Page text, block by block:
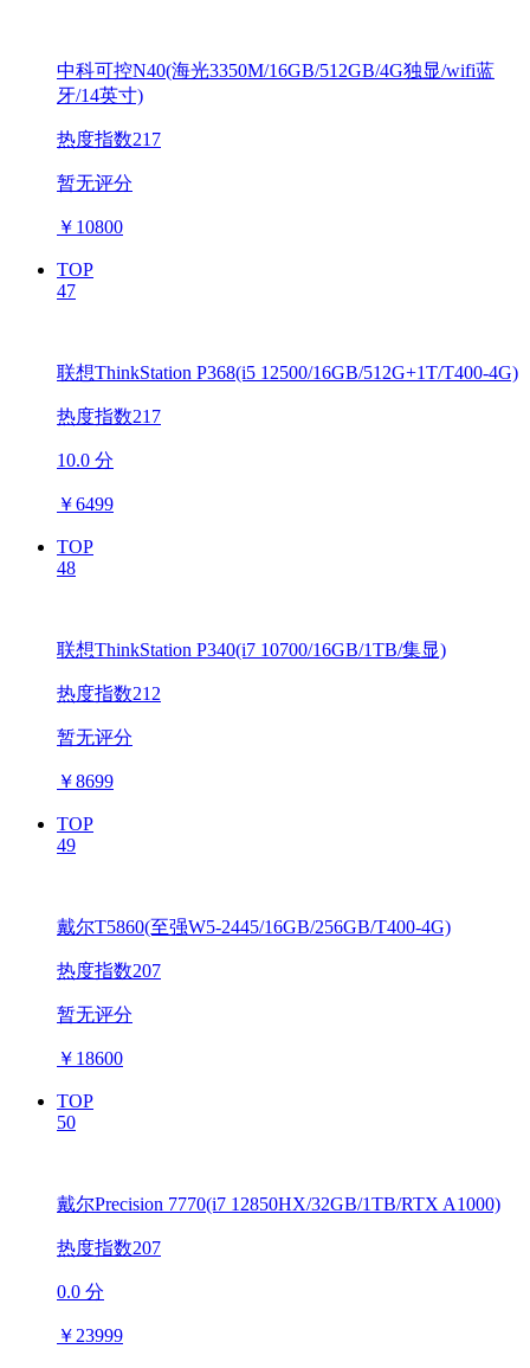
中科可控N40(海光3350M/16GB/512GB/4G独显/wifi蓝
牙/14英寸)
热度指数217
暂无评分
￥ 10800
TOP
47
联想ThinkStation P368(i5 12500/16GB/512G+1T/T400-4G)
热度指数217
10.0 分
￥6499
TOP
48
联想ThinkStation P340(i7 10700/16GB/1TB/集显)
热度指数212
暂无评分
￥8699
TOP
49
戴尔T5860(至强W5-2445/16GB/256GB/T400-4G)
热度指数207
暂无评分
￥ 18600
TOP
50
戴尔Precision 7770(i7 12850HX/32GB/1TB/RTX A1000)
热度指数207
0.0 分
￥ 23999